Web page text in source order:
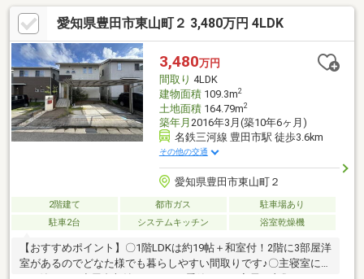
具交換●白蟻点検
愛知県豊田市東山町２ 3,480万円 4LDK
3,480万円
間取り 4LDK
建物面積109.3m2
土地面積164.79m2
築年月 2016年3月(築10年6ヶ月)
名鉄三河線 豊田市駅 徒歩3.6km
その他の交通
愛知県豊田市東山町２
2階建て 都市ガス
駐車場あり
駐車2台
システムキッチン 浴室乾燥機
【おすすめポイント】〇1階LDKは約19帖＋和室付！2階に3部屋洋
室があるのでどなた様でも暮らしやすい間取りです♪〇主寝室に